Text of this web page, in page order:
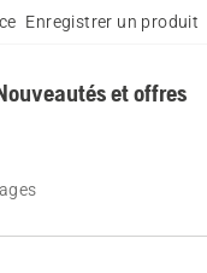
Enregistrer un produit
et offres